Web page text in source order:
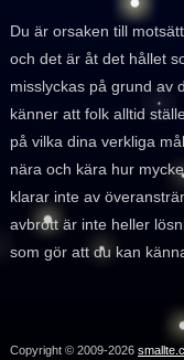
Du är orsaken till
och det är åt det hållet
misslyckas på grund av
känner att folk alltid
på vilka dina verkliga
nära och kära hur
klarar inte av
avbrott är inte heller
som gör att du kan
Copyright © 2009-2026